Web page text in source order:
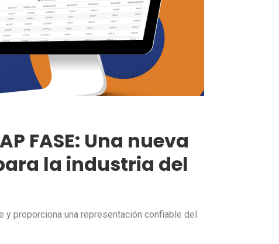
FASE: Una nueva
la industria del
y proporciona una representación confiable del